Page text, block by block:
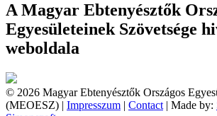
A Magyar Ebtenyésztők
Egyesületeinek Szövetsége
weboldala
© 2026 Magyar Ebtenyésztők Országos
(MEOESZ) | Impresszum | Contact | Made by: